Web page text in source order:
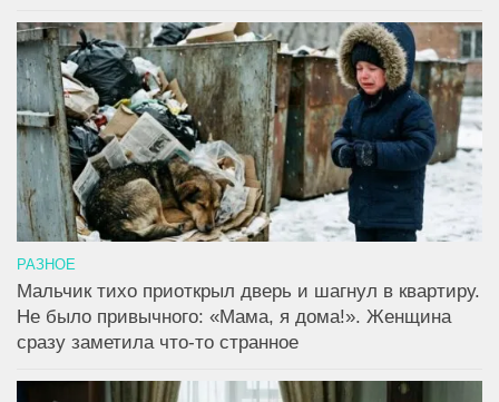
РАЗНОЕ
Мальчик тихо приоткрыл дверь и шагнул в квартиру.
Не было привычного: «Мама, я дома!». Женщина
сразу заметила что-то странное